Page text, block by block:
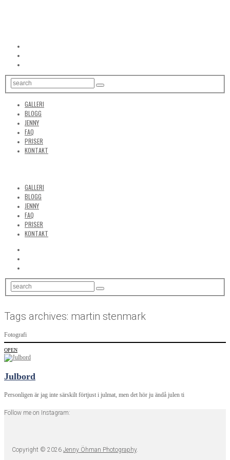
GALLERI
BLOGG
JENNY
FAQ
PRISER
KONTAKT
GALLERI
BLOGG
JENNY
FAQ
PRISER
KONTAKT
Tags archives: martin stenmark
Fotografi
OPEN
Julbord
Personligen är jag inte särskilt förtjust i julmat, men det hör ju ändå julen ti
Follow me on Instagram:
Copyright © 2026 Jenny Öhman Photography.